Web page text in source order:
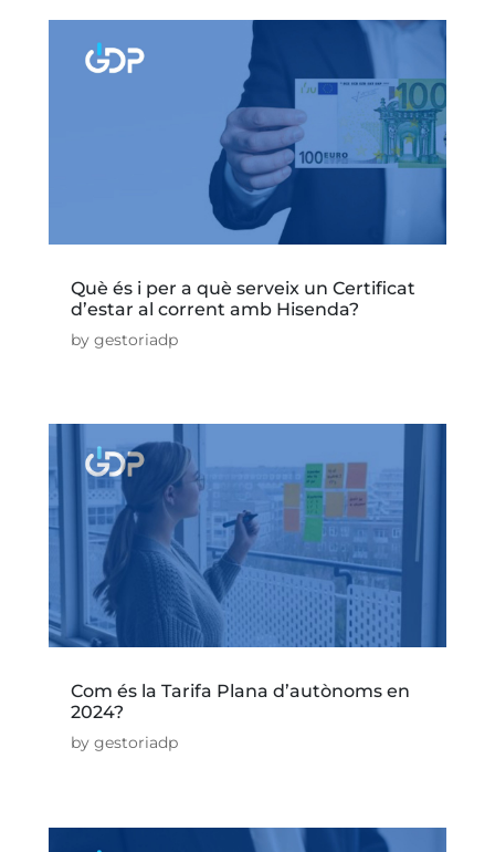
Què és i per a què serveix un Certificat
d’estar al corrent amb Hisenda?
by gestoriadp
Com és la Tarifa Plana d’autònoms en
2024?
by gestoriadp